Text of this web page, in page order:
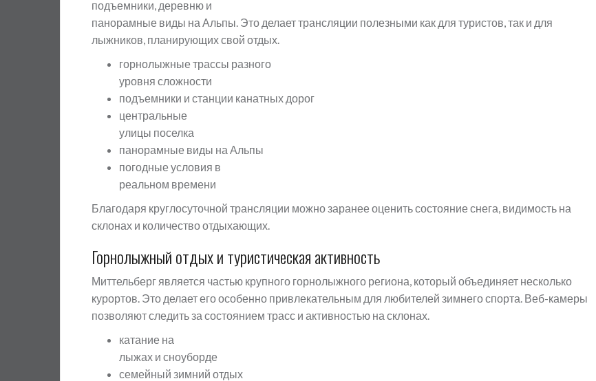
подъемники, деревню и
панорамные виды на Альпы. Это делает трансляции полезными как для туристов, так и для
лыжников, планирующих свой отдых.
горнолыжные трассы разного
уровня сложности
подъемники и станции канатных дорог
центральные
улицы поселка
панорамные виды на Альпы
погодные условия в
реальном времени
Благодаря круглосуточной трансляции можно заранее оценить состояние снега, видимость на
склонах и количество отдыхающих.
Горнолыжный отдых и туристическая активность
Миттельберг является частью крупного горнолыжного региона, который объединяет несколько
курортов. Это делает его особенно привлекательным для любителей зимнего спорта. Веб-камеры
позволяют следить за состоянием трасс и активностью на склонах.
катание на
лыжах и сноуборде
семейный зимний отдых